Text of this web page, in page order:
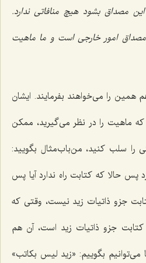
مصداق بشود هیچ منافاتی ندارد.
امور خارجی است و ما ماهیت
همین را می‌خواهند بفرمایند. ایشان
ماهیت را در نظر می‌گیرید، ممکن
سلب کنید، من‌باب‌مثال بگویید:
پس حالا که کتابت راه ندارد آیا پس
جزو ذاتیات زید نیست، وقتی که
جزو ذاتیات زید است، آن هم
بگوییم: «زید لیس بکاتب»